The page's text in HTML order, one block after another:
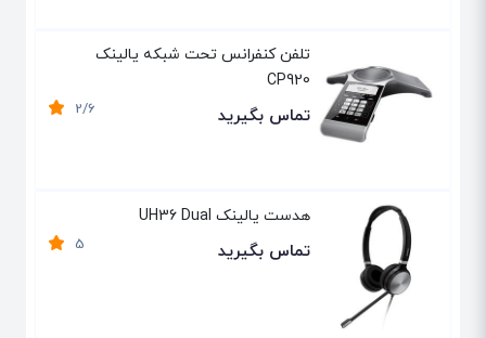
تلفن کنفرانس تحت شبکه یالینک
CP920
2/6 تماس بگیرید
هدست یالینک UH36 Dual
5 تماس بگیرید